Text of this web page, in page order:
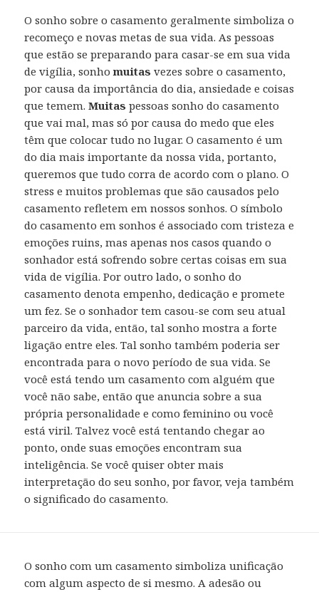
O sonho sobre o casamento geralmente simboliza o
recomeço e novas metas de sua vida. As pessoas
que estão se preparando para casar-se em sua vida
de vigília, sonhomuitas vezes sobre o casamento,
por causa da importância do dia, ansiedade e coisas
que temem.Muitas pessoas sonho do casamento
que vai mal, mas só por causa do medo que eles
têm que colocar tudo no lugar. O casamento é um
do dia mais importante da nossa vida, portanto,
queremos que tudo corra de acordo com o plano. O
stress e muitos problemas que são causados pelo
casamento refletem em nossos sonhos. O símbolo
do casamento em sonhos é associado com tristeza e
emoções ruins, mas apenas nos casos quando o
sonhador está sofrendo sobre certas coisas em sua
vida de vigília. Por outro lado, o sonho do
casamento denota empenho, dedicação e promete
um fez. Se o sonhador tem casou-se com seu atual
parceiro da vida, então, tal sonho mostra a forte
ligação entre eles. Tal sonho também poderia ser
encontrada para o novo período de sua vida. Se
você está tendo um casamento com alguém que
você não sabe, então que anuncia sobre a sua
própria personalidade e como feminino ou você
está viril. Talvez você está tentando chegar ao
ponto, onde suas emoções encontram sua
inteligência. Se você quiser obter mais
interpretação do seu sonho, por favor, veja também
o significado do casamento.
O sonho com um casamento simboliza unificação
com algum aspecto de si mesmo. A adesão ou